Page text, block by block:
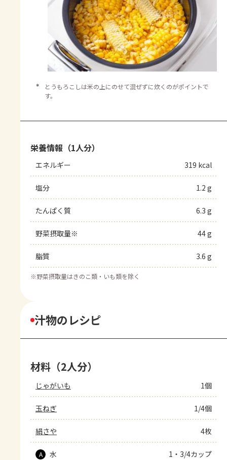
＊
とうもろこしは米の上にのせて混ぜずに炊くのがポイントで
す。
栄養情報（1人分）
エネルギー 319 kcal
塩分 1.2 g
たんぱく質 6.3 g
野菜摂取量※ 44 g
脂質 3.6 g
※野菜摂取量はきのこ類・いも類を除く
汁物のレシピ
材料（2人分）
じゃがいも 1個
玉ねぎ 1/4個
絹さや 4枚
A 水 1・3/4カップ